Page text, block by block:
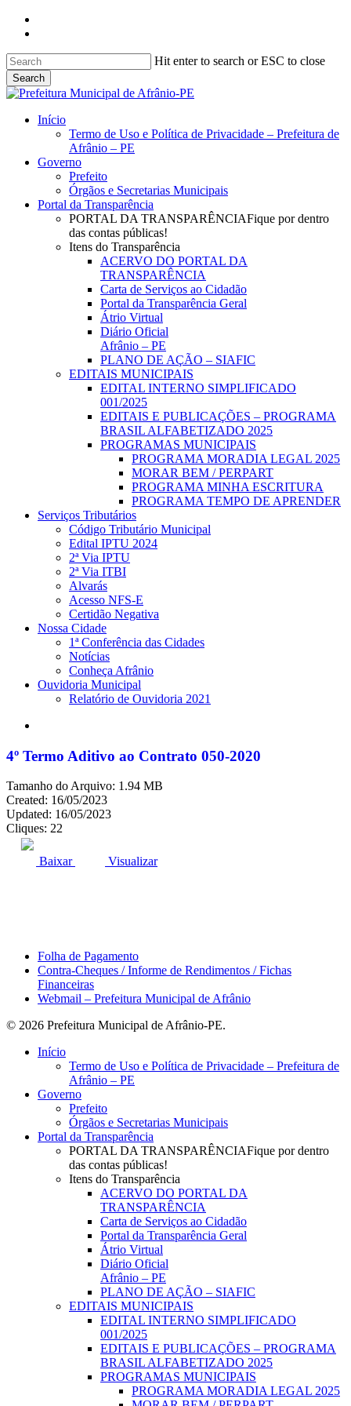
Skip
content
Hit enter to search or ESC to close
Search
Close
search
Menu
Início
Termo de Uso e Política de Privacidade – Prefeitura de
Afrânio – PE
Governo
Prefeito
Órgãos e Secretarias Municipais
Portal da Transparência
PORTAL DA TRANSPARÊNCIAFique por dentro
das contas públicas!
Itens do Transparência
ACERVO DO PORTAL DA
TRANSPARÊNCIA
Carta de Serviços ao Cidadão
Portal da Transparência Geral
Átrio Virtual
Diário Oficial
Afrânio – PE
PLANO DE AÇÃO – SIAFIC
EDITAIS MUNICIPAIS
EDITAL INTERNO SIMPLIFICADO
001/2025
EDITAIS E PUBLICAÇÕES – PROGRAMA
BRASIL ALFABETIZADO 2025
PROGRAMAS MUNICIPAIS
PROGRAMA MORADIA LEGAL 2025
MORAR BEM / PERPART
PROGRAMA MINHA ESCRITURA
PROGRAMA TEMPO DE APRENDER
Serviços Tributários
Código Tributário Municipal
Edital IPTU 2024
2ª Via IPTU
2ª Via ITBI
Alvarás
Acesso NFS-E
Certidão Negativa
Nossa Cidade
1ª Conferência das Cidades
Notícias
Conheça Afrânio
Ouvidoria Municipal
Relatório de Ouvidoria 2021
4º Termo Aditivo ao Contrato 050-2020
Tamanho do Arquivo: 1.94 MB
Created: 16/05/2023
Updated: 16/05/2023
Cliques: 22
Baixar Visualizar
Folha de Pagamento
Contra-Cheques / Informe de Rendimentos / Fichas
Financeiras
Webmail – Prefeitura Municipal de Afrânio
© 2026 Prefeitura Municipal de Afrânio-PE.
Close
Início
Termo de Uso e Política de Privacidade – Prefeitura de
Afrânio – PE
Governo
Prefeito
Órgãos e Secretarias Municipais
Portal da Transparência
PORTAL DA TRANSPARÊNCIAFique por dentro
das contas públicas!
Itens do Transparência
ACERVO DO PORTAL DA
TRANSPARÊNCIA
Carta de Serviços ao Cidadão
Portal da Transparência Geral
Átrio Virtual
Diário Oficial
Afrânio – PE
PLANO DE AÇÃO – SIAFIC
EDITAIS MUNICIPAIS
EDITAL INTERNO SIMPLIFICADO
001/2025
EDITAIS E PUBLICAÇÕES – PROGRAMA
BRASIL ALFABETIZADO 2025
PROGRAMAS MUNICIPAIS
PROGRAMA MORADIA LEGAL 2025